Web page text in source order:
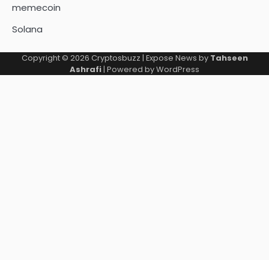
memecoin
Solana
Copyright © 2026 Cryptosbuzz | Expose News by Tahseen
Ashrafi| Powered byWordPress